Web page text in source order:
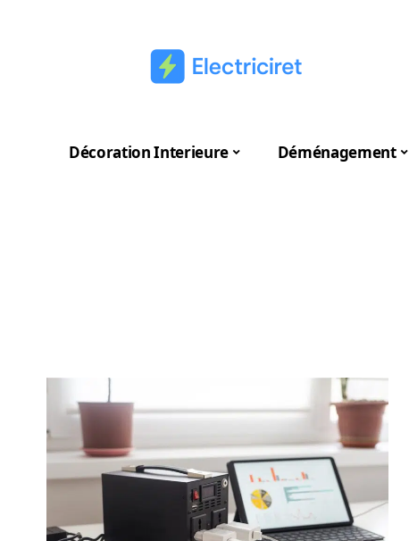
Décoration Interieure Déménagement